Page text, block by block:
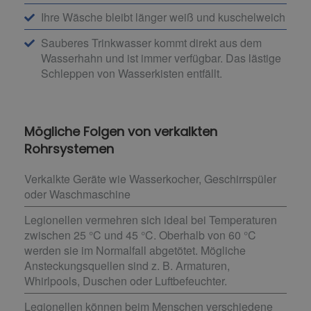
Ihre Wäsche bleibt länger weiß und kuschelweich
Sauberes Trinkwasser kommt direkt aus dem
Wasserhahn und ist immer verfügbar. Das lästige
Schleppen von Wasserkisten entfällt.
Mögliche Folgen von verkalkten
Rohrsystemen
Verkalkte Geräte wie Wasserkocher, Geschirrspüler
oder Waschmaschine
Legionellen vermehren sich ideal bei Temperaturen
zwischen 25 °C und 45 °C. Oberhalb von 60 °C
werden sie im Normalfall abgetötet. Mögliche
Ansteckungsquellen sind z. B. Armaturen,
Whirlpools, Duschen oder Luftbefeuchter.
Legionellen können beim Menschen verschiedene